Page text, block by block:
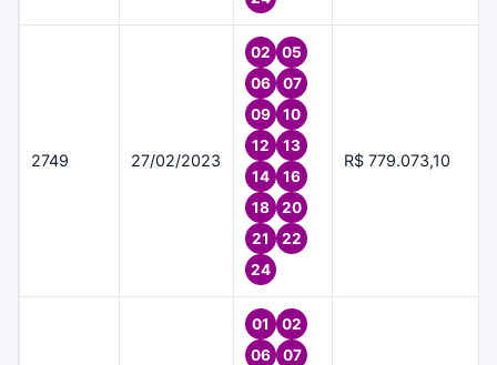
2749 27/02/2023
02
05
06
07
09
10
12
13
14
16
18
20
21
22
24
R$ 779.073,10
01
02
06
07